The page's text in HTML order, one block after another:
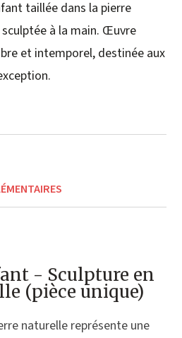
taillée dans la pierre
à la main. Œuvre
et intemporel, destinée aux
- Sculpture en
(pièce unique)
naturelle représente une